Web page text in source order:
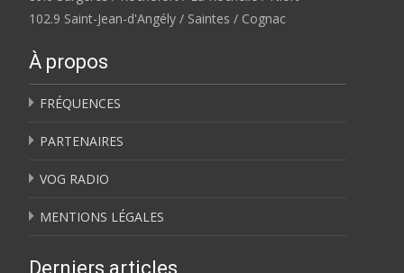
102.9 Saint-Jean-d'Angély / Saintes / Cognac
À propos
FRÉQUENCES
PARTENAIRES
VOG RADIO
MENTIONS LÉGALES
Derniers articles